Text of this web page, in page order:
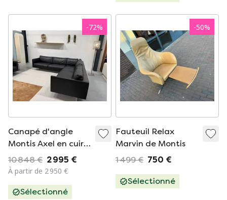
-72%
Canapé d'angle
Montis Axel en cuir
noir
10 848 € 2 995 €
À partir de 2 950 €
Sélectionné
-50%
Fauteuil Relax
Marvin de Montis
1 499 € 750 €
Sélectionné